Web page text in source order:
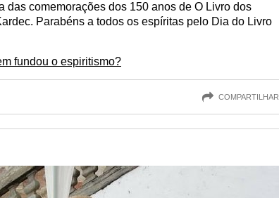
das comemorações dos 150 anos de O Livro dos
Parabéns a todos os espíritas pelo Dia do Livro
fundou o espiritismo?
COMPARTILHAR